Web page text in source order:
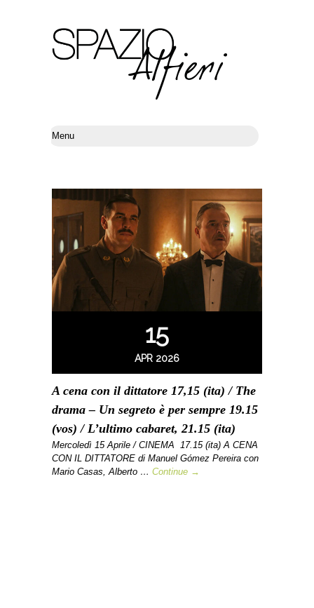
15
APR 2026
A cena con il dittatore 17,15 (ita) / The
drama – Un segreto è per sempre 19.15
(vos) / L’ultimo cabaret, 21.15 (ita)
Mercoledì 15 Aprile / CINEMA 17.15 (ita) A CENA
CON IL DITTATORE di Manuel Gómez Pereira con
Mario Casas, Alberto … Continue →